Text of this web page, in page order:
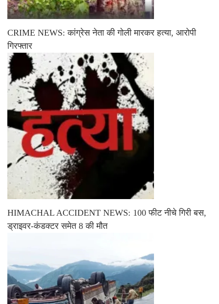
CRIME NEWS: कांग्रेस नेता की गोली मारकर हत्या, आरोपी
गिरफ्तार
HIMACHAL ACCIDENT NEWS: 100 फीट नीचे गिरी बस,
ड्राइवर-कंडक्टर समेत 8 की मौत